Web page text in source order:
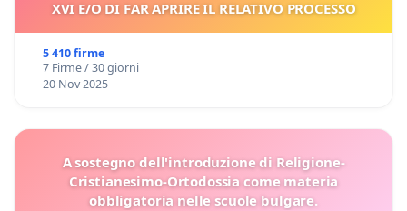
XVI E/O DI FAR APRIRE IL RELATIVO PROCESSO
5 410 firme
7 Firme / 30 giorni
20 Nov 2025
A sostegno dell'introduzione di Religione-
Cristianesimo-Ortodossia come materia
obbligatoria nelle scuole bulgare.